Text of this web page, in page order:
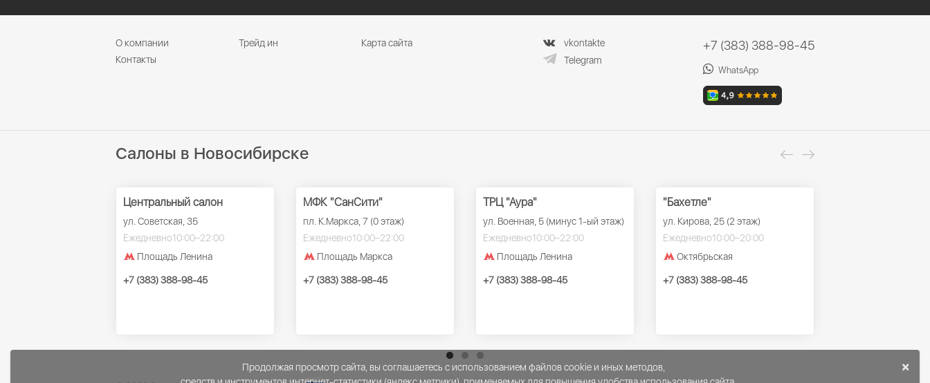
О компании Трейд ин
Карта сайта
Контакты
vkontakte
Telegram
+7 (383) 388-98-45
WhatsApp
Салоны в Новосибирске
Центральный салон
ул. Советская, 35
Ежедневно10:00–22:00
Площадь Ленина
+7 (383) 388-98-45
МФК "СанСити"
пл. К.Маркса, 7 (0 этаж)
Ежедневно10:00–22:00
Площадь Маркса
+7 (383) 388-98-45
ТРЦ "Аура"
ул. Военная, 5 (минус 1-ый этаж)
Ежедневно10:00–22:00
Площадь Ленина
+7 (383) 388-98-45
"Бахетле"
ул. Кирова, 25 (2 этаж)
Ежедневно10:00–20:00
Октябрьская
+7 (383) 388-98-45
×
Продолжая просмотр сайта, вы соглашаетесь с использованием файлов cookie и иных методов,